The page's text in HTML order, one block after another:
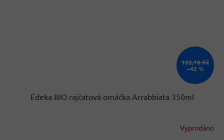
122,10 Kč
–42 %
Edeka BIO rajčatová omáčka Arrabbiata 350ml
Vyprodáno